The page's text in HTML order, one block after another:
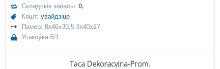
Складскія запасы:0,
Кошт:увайдзіце
Памер: 8x46x30,5 8x40x27
Упакоўка 6/1
Taca Dekoracyjna-Prom.